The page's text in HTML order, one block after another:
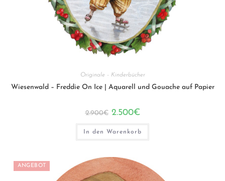
Originale - Kinderbücher
Wiesenwald – Freddie On Ice | Aquarell und Gouache auf Papier
2.900€ Ursprünglicher
war:
2.900€
2.500€Aktueller
ist:
2.500€.
In den Warenkorb
ANGEBOT